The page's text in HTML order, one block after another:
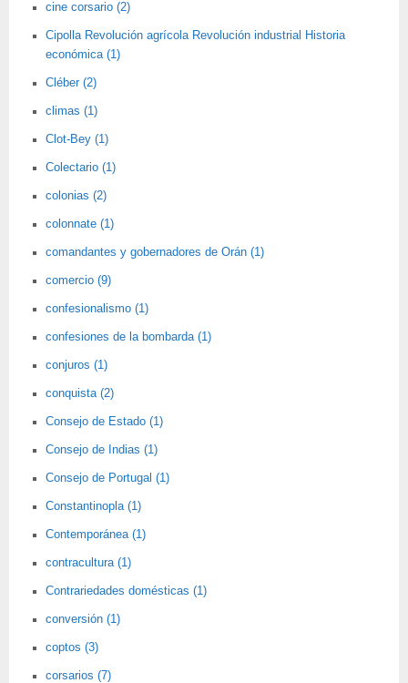
cine corsario (2)
Cipolla Revolución agrícola Revolución industrial Historia
económica (1)
Cléber (2)
climas (1)
Clot-Bey (1)
Colectario (1)
colonias (2)
colonnate (1)
comandantes y gobernadores de Orán (1)
comercio (9)
confesionalismo (1)
confesiones de la bombarda (1)
conjuros (1)
conquista (2)
Consejo de Estado (1)
Consejo de Indias (1)
Consejo de Portugal (1)
Constantinopla (1)
Contemporánea (1)
contracultura (1)
Contrariedades domésticas (1)
conversión (1)
coptos (3)
corsarios (7)